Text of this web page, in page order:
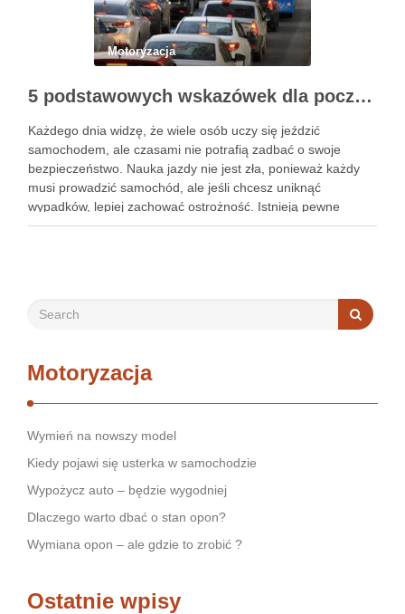
Motoryzacja
5 podstawowych wskazówek dla początkujących, jak nauczyć się bezpieczeństwa jazdy samochodem
Każdego dnia widzę, że wiele osób uczy się jeździć
samochodem, ale czasami nie potrafią zadbać o swoje
bezpieczeństwo. Nauka jazdy nie jest zła, ponieważ każdy
musi prowadzić samochód, ale jeśli chcesz uniknąć
wypadków, lepiej zachować ostrożność. Istnieją pewne
wskazówki, które sprawią, że nauka bezpieczeństwa
Motoryzacja
Wymień na nowszy model
Kiedy pojawi się usterka w samochodzie
Wypożycz auto – będzie wygodniej
Dlaczego warto dbać o stan opon?
Wymiana opon – ale gdzie to zrobić ?
Ostatnie wpisy